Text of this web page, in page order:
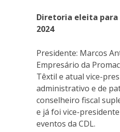
Diretoria eleita para
2024
Presidente: Marcos
Empresário da
Têxtil e atual vice-
administrativo e de
conselheiro fiscal
e já foi vice-
eventos da CDL.